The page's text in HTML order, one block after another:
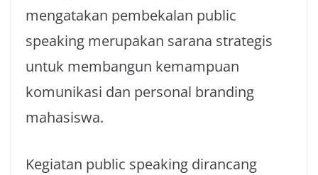
mengatakan pembekalan public
speaking merupakan sarana strategis
untuk membangun kemampuan
komunikasi dan personal branding
mahasiswa.
Kegiatan public speaking dirancang